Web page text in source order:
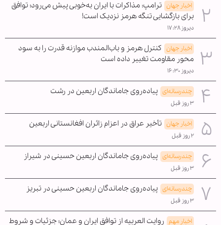
اخبار جهان ترامپ: مذاکرات با ایران به‌خوبی پیش می‌رود؛ توافق
برای بازگشایی تنگه هرمز نزدیک است!
دیروز ۱۷:۲۸
اخبار جهان کنترل هرمز و باب‌المندب موازنه قدرت را به سود
محور مقاومت تغییر داده است
دیروز ۱۶:۳۰
چندرسانه‌ای پیاده‌روی جاماندگان اربعین در رشت
۳ روز قبل
اخبار جهان تأخیر عراق در اعزام زائران افغانستانی اربعین
۲ روز قبل
چندرسانه‌ای پیاده‌روی جاماندگان اربعین حسینی در شیراز
۳ روز قبل
چندرسانه‌ای پیاده‌روی جاماندگان اربعین حسینی در تبریز
۳ روز قبل
اخبار مهم روایت العربیه از توافق ایران و عمان؛ جزئیات و شروط